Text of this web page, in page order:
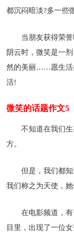
都沉闷暗淡?多一些
当朋友获得荣
阴云时，微笑是一
然的美丽……愿生活
活!
微笑的话题作文5
不知道在我们
方。
但是，我们都
我们称之为天使，
在电影频道，
目里，出现了一位